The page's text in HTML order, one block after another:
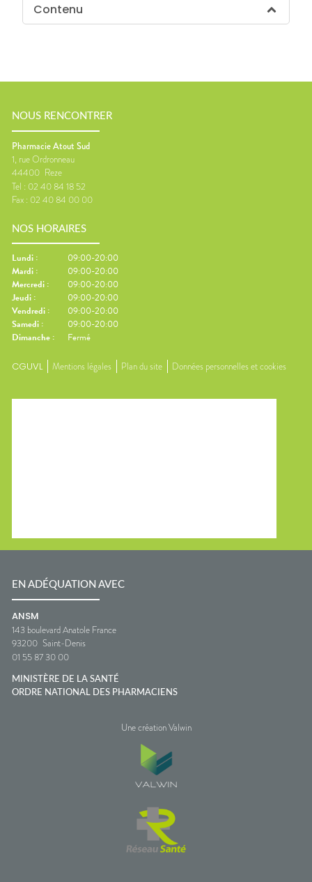
Contenu
NOUS RENCONTRER
Pharmacie Atout Sud
1, rue Ordronneau
44400 Reze
Tel : 02 40 84 18 52
Fax : 02 40 84 00 00
NOS HORAIRES
Lundi :
09:00-20:00
Mardi :
09:00-20:00
Mercredi :
09:00-20:00
Jeudi :
09:00-20:00
Vendredi :
09:00-20:00
Samedi :
09:00-20:00
Dimanche : Fermé
CGUVL Mentions légales Plan du site Données personnelles et cookies
EN ADÉQUATION AVEC
ANSM
143 boulevard Anatole France
93200 Saint-Denis
01 55 87 30 00
MINISTÈRE DE LA SANTÉ
ORDRE NATIONAL DES PHARMACIENS
Une création Valwin